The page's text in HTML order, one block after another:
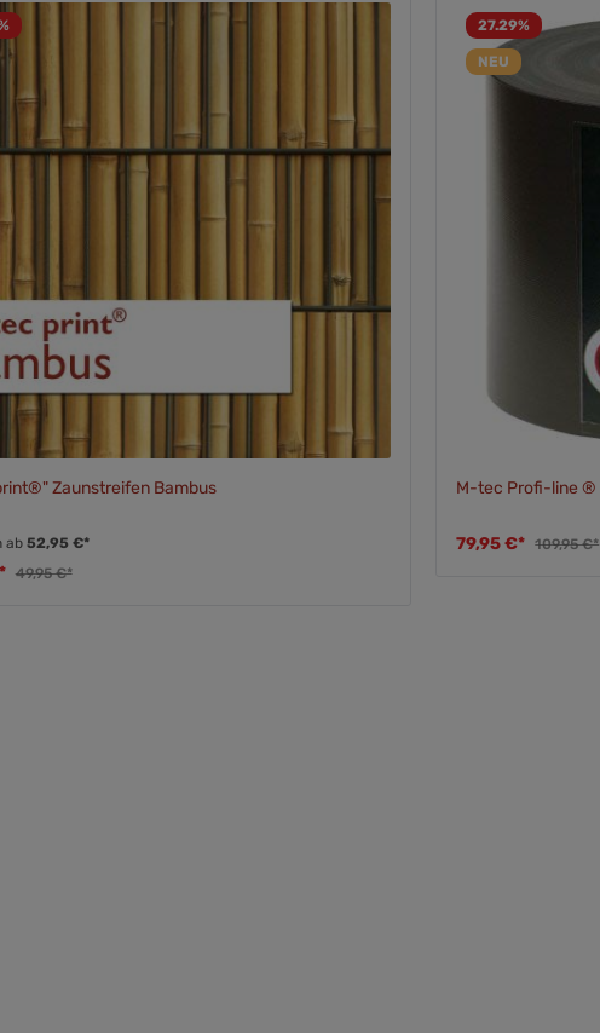
Zaunstreifen Bambus
ab52,95 €*
49,95 €*
27.29%
NEU
79,95 €* 109,95 €*